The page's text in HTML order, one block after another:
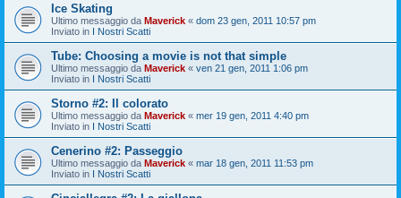
Ice Skating
Ultimo messaggio da Maverick « dom 23 gen, 2011 10:57 pm
Inviato in I Nostri Scatti
Tube: Choosing a movie is not that simple
Ultimo messaggio da Maverick « ven 21 gen, 2011 1:06 pm
Inviato in I Nostri Scatti
Storno #2: Il colorato
Ultimo messaggio da Maverick « mer 19 gen, 2011 4:40 pm
Inviato in I Nostri Scatti
Cenerino #2: Passeggio
Ultimo messaggio da Maverick « mar 18 gen, 2011 11:53 pm
Inviato in I Nostri Scatti